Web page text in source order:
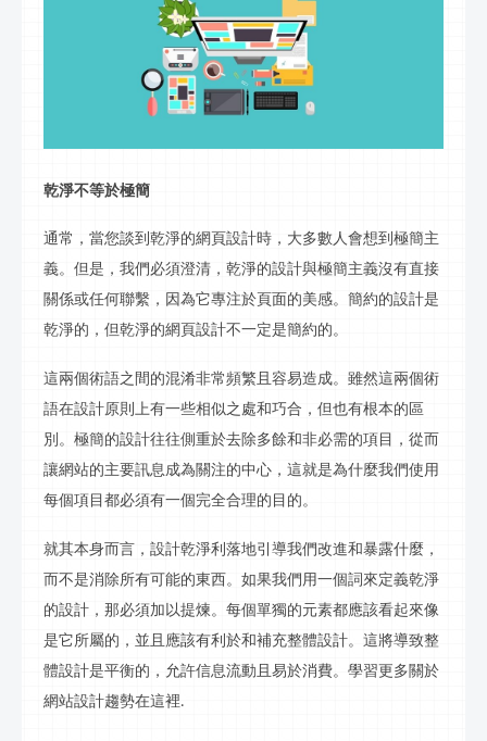
乾淨不等於極簡
通常，當您談到乾淨的網頁設計時，大多數人會想到極簡主
義。但是，我們必須澄清，乾淨的設計與極簡主義沒有直接
關係或任何聯繫，因為它專注於頁面的美感。簡約的設計是
乾淨的，但乾淨的網頁設計不一定是簡約的。
這兩個術語之間的混淆非常頻繁且容易造成。雖然這兩個術
語在設計原則上有一些相似之處和巧合，但也有根本的區
別。極簡的設計往往側重於去除多餘和非必需的項目，從而
讓網站的主要訊息成為關注的中心，這就是為什麼我們使用
每個項目都必須有一個完全合理的目的。
就其本身而言，設計乾淨利落地引導我們改進和暴露什麼，
而不是消除所有可能的東西。如果我們用一個詞來定義乾淨
的設計，那必須加以提煉。每個單獨的元素都應該看起來像
是它所屬的，並且應該有利於和補充整體設計。這將導致整
體設計是平衡的，允許信息流動且易於消費。學習更多關於
網站設計趨勢在這裡.